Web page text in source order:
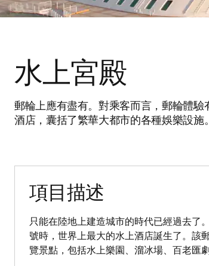
水上宮殿
郵輪上應有盡有。對乘客而言，郵輪體
酒店，囊括了繁華大都市的各種娛樂設施。
項目描述
只能在陸地上建造城市的時代已經過去了
號時，世界上最大的水上酒店誕生了。該
覽景點，包括水上樂園、溜冰場、百老匯